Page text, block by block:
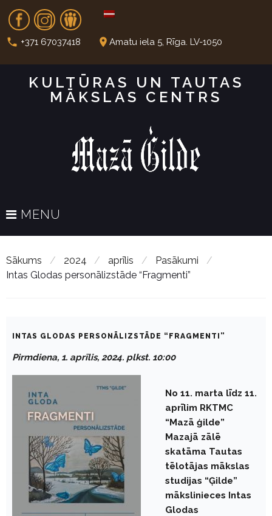
t
Fb In Dr
call +371 67037418 place Amatu iela 5, Rīga. LV-1050
KULTŪRAS UN TAUTAS
MĀKSLAS CENTRS
MENU
Sākums / 2024 / aprīlis / Pasākumi
/
Intas Glodas personālizstāde “Fragmenti”
INTAS GLODAS PERSONĀLIZSTĀDE “FRAGMENTI”
Pirmdiena, 1. aprīlis, 2024. plkst. 10:00
No 11. marta līdz 11.
aprīlim RKTMC
“Mazā ģilde”
Mazajā zālē
skatāma Tautas
tēlotājas mākslas
studijas “Ģilde”
mākslinieces Intas
Glodas